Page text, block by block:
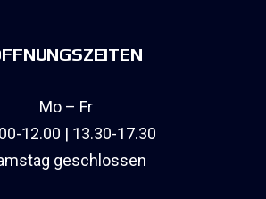
Mo – Fr
12.00 | 13.30-17.30
geschlossen